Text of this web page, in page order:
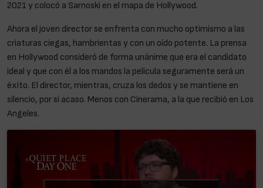
2021 y colocó a Sarnoski en el mapa de Hollywood.
Ahora el joven director se enfrenta con mucho optimismo a las
criaturas ciegas, hambrientas y con un oído potente. La prensa
en Hollywood consideró de forma unánime que era el candidato
ideal y que con él a los mandos la película seguramente será un
éxito. El director, mientras, cruza los dedos y se mantiene en
silencio, por si acaso. Menos con Cinerama, a la que recibió en Los
Angeles.